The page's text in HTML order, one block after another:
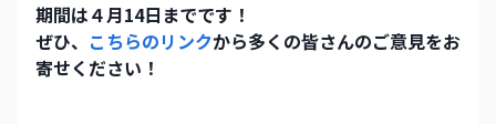
期間は４月14日までです！
ぜひ、 こちらのリンクから多くの皆さんのご意見をお
寄せください！